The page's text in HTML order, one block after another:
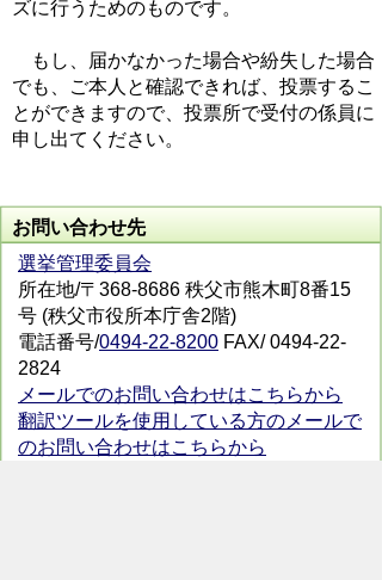
ズに行うためのものです。
もし、届かなかった場合や紛失した場合
でも、ご本人と確認できれば、投票するこ
とができますので、投票所で受付の係員に
申し出てください。
お問い合わせ先
選挙管理委員会
所在地/〒368-8686 秩父市熊木町8番15
号 (秩父市役所本庁舎2階)
電話番号/0494-22-8200 FAX/ 0494-22-
2824
メールでのお問い合わせはこちらから
翻訳ツールを使用している方のメールで
のお問い合わせはこちらから